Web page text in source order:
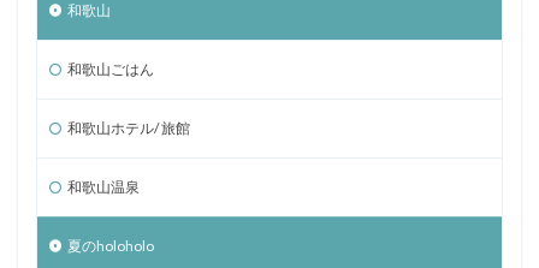
和歌山
和歌山ごはん
和歌山ホテル/ 旅館
和歌山温泉
夏のholoholo